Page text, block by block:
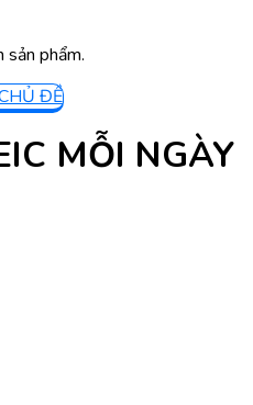
phẩm.
ĐỀ
MỖI NGÀY